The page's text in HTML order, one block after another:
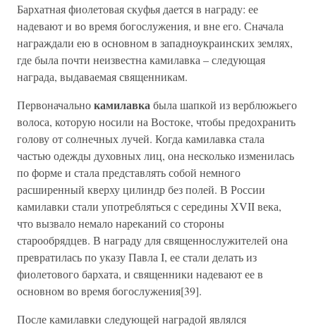
Бархатная фиолетовая скуфья дается в награду: ее
надевают и во время богослужения, и вне его. Сначала
награждали ею в основном в западноукраинских землях,
где была почти неизвестна камилавка – следующая
награда, выдаваемая священникам.
Первоначальнокамилавкабыла шапкой из верблюжьего
волоса, которую носили на Востоке, чтобы предохранить
голову от солнечных лучей. Когда камилавка стала
частью одежды духовных лиц, она несколько изменилась
по форме и стала представлять собой немного
расширенный кверху цилиндр без полей. В России
камилавки стали употребляться с середины XVII века,
что вызвало немало нареканий со стороны
старообрядцев. В награду для священнослужителей она
превратилась по указу Павла I, ее стали делать из
фиолетового бархата, и священники надевают ее в
основном во время богослужения[39].
После камилавки следующей наградой являлся